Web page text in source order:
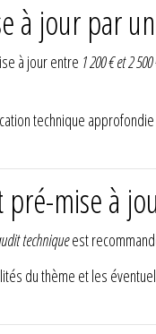
à jour par
à jour entre 1 200 € et 2
technique
pré-mise à
techniqueest
du thème et les